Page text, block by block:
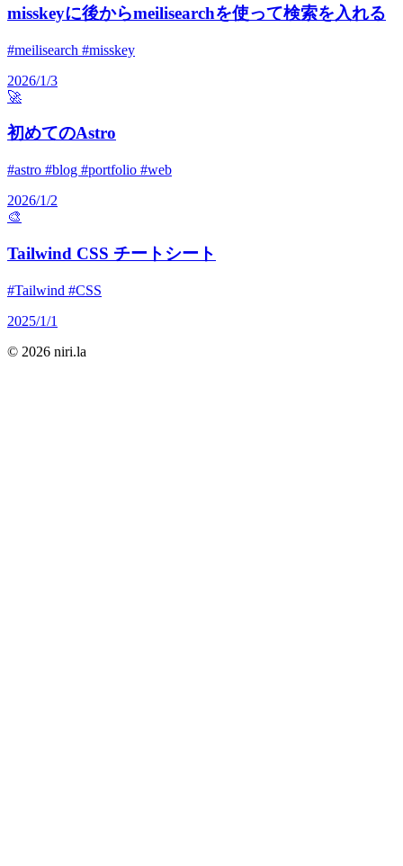
misskeyに後からmeilisearchを使って検索を入れる
#meilisearch #misskey
2026/1/3
🚀
初めてのAstro
#astro #blog #portfolio #web
2026/1/2
🎨
Tailwind CSS チートシート
#Tailwind #CSS
2025/1/1
© 2026 niri.la